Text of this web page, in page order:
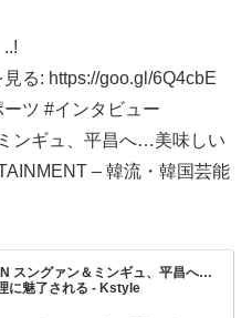
る: https://goo.gl/6Q4cbE
ツ #インタビュー
ンギュ、平昌へ…美味しい
– 韓流・韓国芸能
スングァン＆ミンギュ、平昌へ…
に魅了される - Kstyle